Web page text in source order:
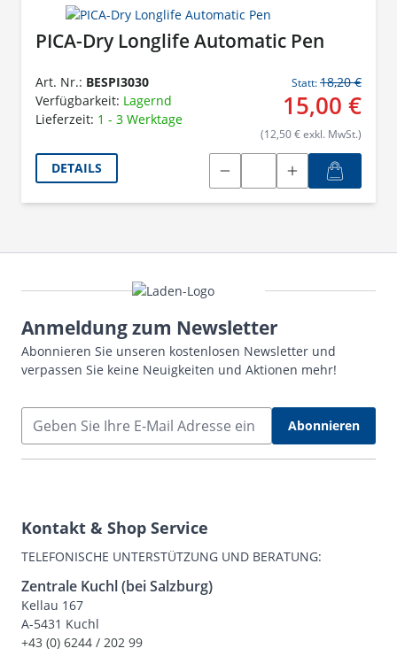
PICA-Dry Longlife Automatic Pen
Art. Nr.: BESPI3030
Verfügbarkeit: Lagernd
Lieferzeit: 1 - 3 Werktage
Statt:18,20 €
15,00 €
(12,50 € exkl. MwSt.)
DETAILS
Anmeldung zum Newsletter
Abonnieren Sie unseren kostenlosen Newsletter und
verpassen Sie keine Neuigkeiten und Aktionen mehr!
Abonnieren
Kontakt & Shop Service
TELEFONISCHE UNTERSTÜTZUNG UND BERATUNG:
Zentrale Kuchl (bei Salzburg)
Kellau 167
A-5431 Kuchl
+43 (0) 6244 / 202 99